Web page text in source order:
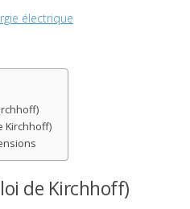
électrique
Kirchhoff)
loi de Kirchhoff)
LED